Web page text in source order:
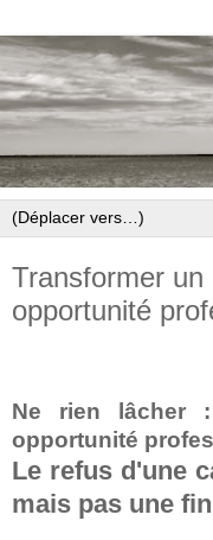
Transformer
opportunité
Ne rien lâcher
opportunité
Le refus d'une
mais pas une fin